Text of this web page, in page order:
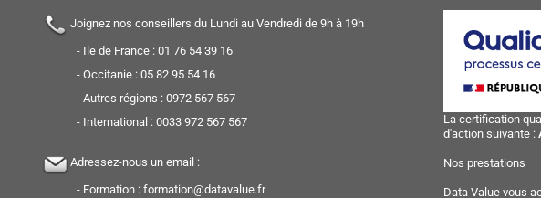
Joignez nos conseillers du Lundi au Vendredi de 9h à 19h
- Ile de France : 01 76 54 39 16
- Occitanie : 05 82 95 54 16
- Autres régions : 0972 567 567
- International : 0033 972 567 567
Adressez-nous un email :
- Formation : formation@datavalue.fr
La certification
d'action suivante :
Nos prestations
Data Value vous